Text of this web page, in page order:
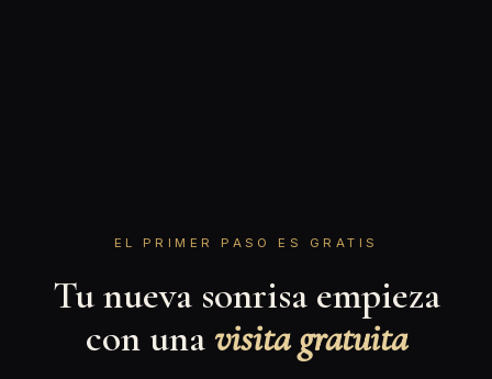
EL PRIMER PASO ES GRATIS
Tu nueva sonrisa empieza
con unavisita gratuita